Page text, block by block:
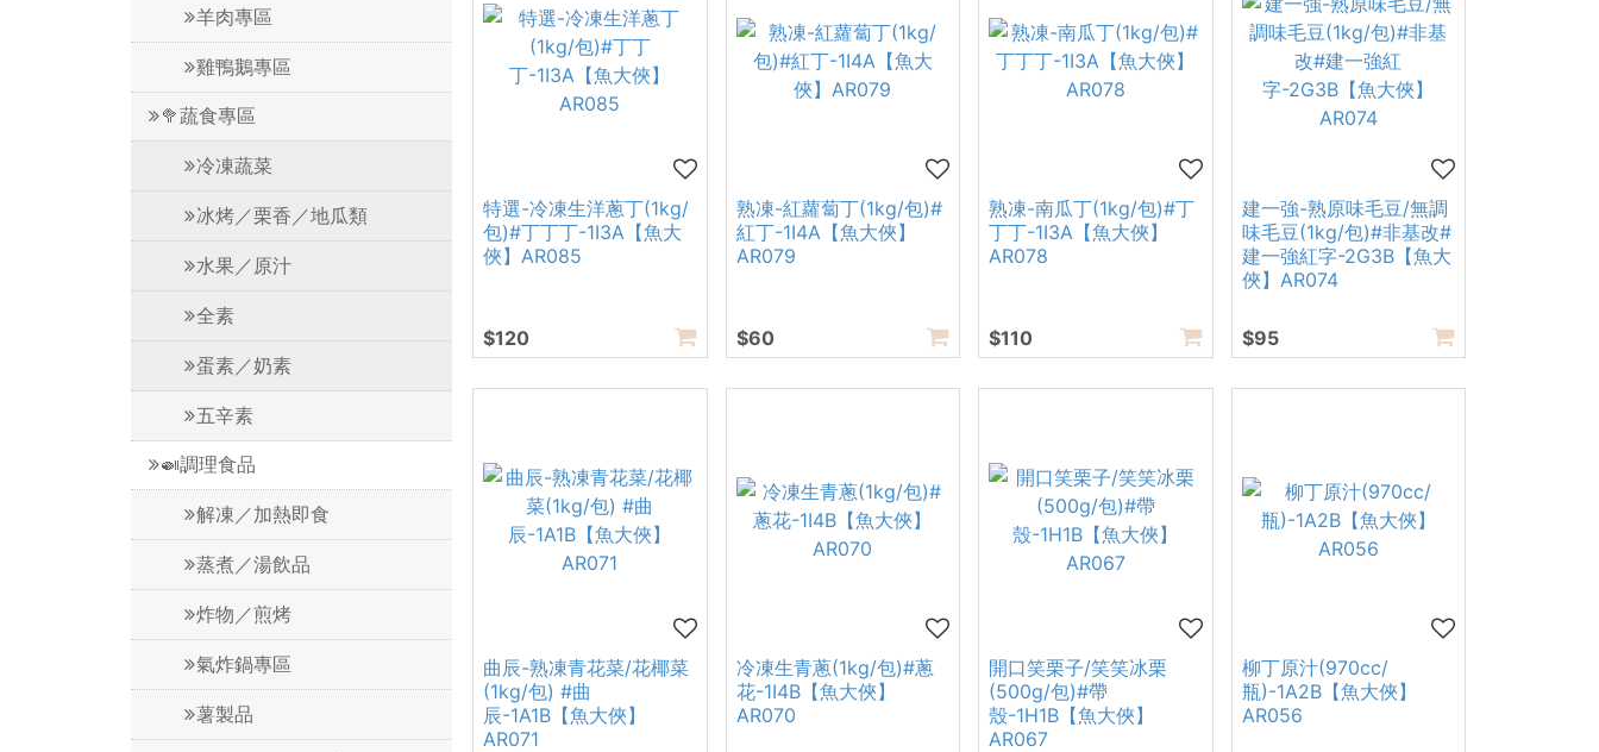
羊肉專區
雞鴨鵝專區
🥦蔬食專區
冷凍蔬菜
冰烤／栗香／地瓜類
水果／原汁
全素
蛋素／奶素
五辛素
🍛調理食品
解凍／加熱即食
蒸煮／湯飲品
炸物／煎烤
氣炸鍋專區
薯製品
特選-冷凍生洋蔥丁(1kg/
包)#丁丁丁-1I3A【魚大
俠】AR085
$120
熟凍-紅蘿蔔丁(1kg/包)#
紅丁-1I4A【魚大俠】
AR079
$60
熟凍-南瓜丁(1kg/包)#丁
丁丁-1I3A【魚大俠】
AR078
$110
建一強-熟原味毛豆/無調
味毛豆(1kg/包)#非基改#
建一強紅字-2G3B【魚大
俠】AR074
$95
曲辰-熟凍青花菜/花椰菜
(1kg/包) #曲
辰-1A1B【魚大俠】
AR071
冷凍生青蔥(1kg/包)#蔥
花-1I4B【魚大俠】
AR070
開口笑栗子/笑笑冰栗
(500g/包)#帶
殼-1H1B【魚大俠】
AR067
柳丁原汁(970cc/
瓶)-1A2B【魚大俠】
AR056